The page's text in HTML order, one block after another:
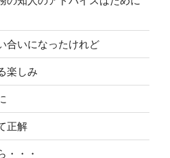
合いになったけれど
楽しみ
正解
・・・